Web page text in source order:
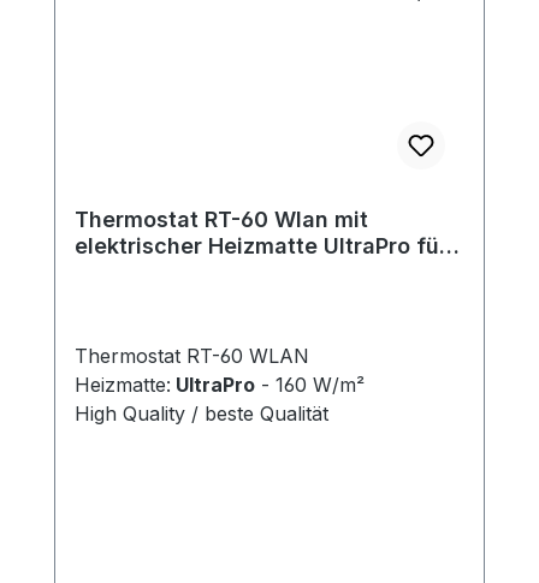
Thermostat RT-60 Wlan mit
elektrischer Heizmatte UltraPro für
Thermostat RT-60 WLAN
Heizmatte: UltraPro - 160 W/m²
High Quality / beste Qualität